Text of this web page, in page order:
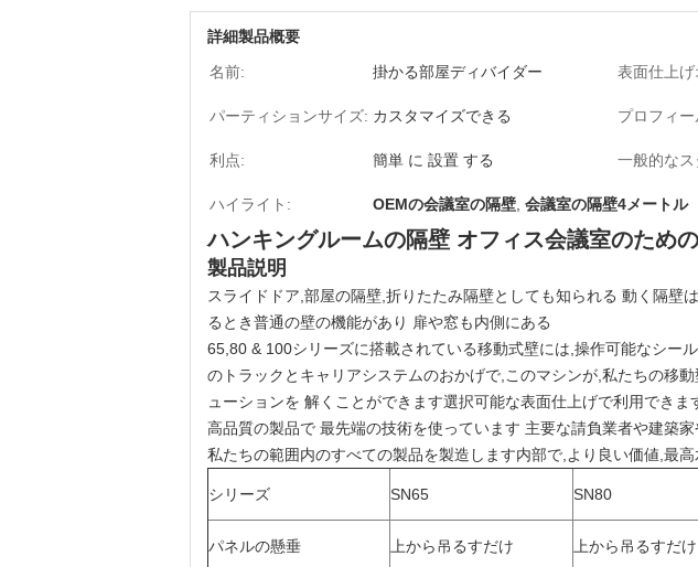
詳細製品概要
名前:
掛かる部屋ディバイダー 表面仕上
パーティションサイズ: カスタマイズできる プロフィー
利点: 簡単 に 設置 する 一般的なス
ハイライト: OEMの会議室の隔壁 会議室の隔壁4メートル
ハンキングルームの隔壁 オフィス会議室のため
製品説明
スライドドア,部屋の隔壁,折りたたみ隔壁としても知られる 動く隔
るとき普通の壁の機能があり 扉や窓も内側にある
65,80 & 100シリーズに搭載されている移動式壁には,操作可能なシー
のトラックとキャリアシステムのおかげで,このマシンが,私たちの移
ューションを 解くことができます選択可能な表面仕上げで利用でき
高品質の製品で 最先端の技術を使っています 主要な請負業者や建築
私たちの範囲内のすべての製品を製造します内部で,より良い価値,最
シリーズ SN65 SN80
パネルの懸垂 上から吊るすだけ 上から吊るすだけ